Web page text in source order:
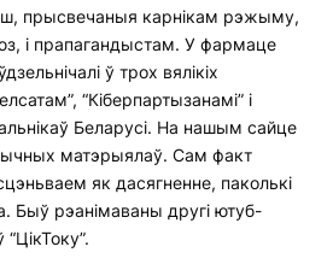
прысвечаныя карнікам рэжыму,
і прапагандыстам. У фармаце
ў трох вялікіх
“Кіберпартызанамі” і
Беларусі. На нашым сайце
матэрыялаў. Сам факт
як дасягненне, паколькі
Быў рэанімаваны другі ютуб-